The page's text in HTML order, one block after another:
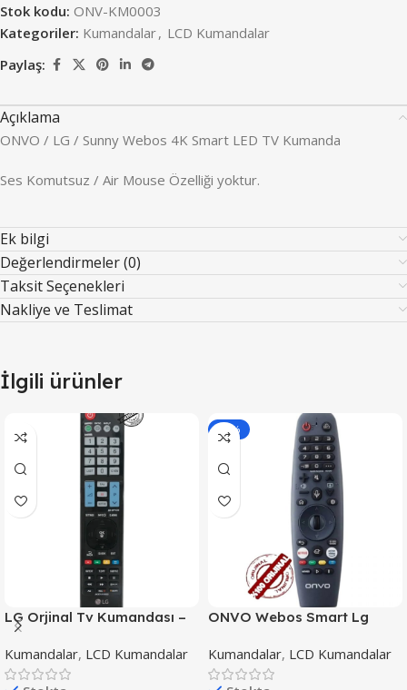
Stok kodu: ONV-KM0003
Kategoriler: Kumandalar, LCD Kumandalar
Paylaş:
Açıklama
ONVO / LG / Sunny Webos 4K Smart LED TV Kumanda
Ses Komutsuz / Air Mouse Özelliği yoktur.
Ek bilgi
Değerlendirmeler (0)
Taksit Seçenekleri
Nakliye ve Teslimat
İlgili ürünler
LG Orjinal Tv Kumandası –
AKB74115502
Kumandalar, LCD Kumandalar
-14%
ONVO Webos Smart Lg
Kumanda (ORJİNAL)
Kumandalar, LCD Kumandalar